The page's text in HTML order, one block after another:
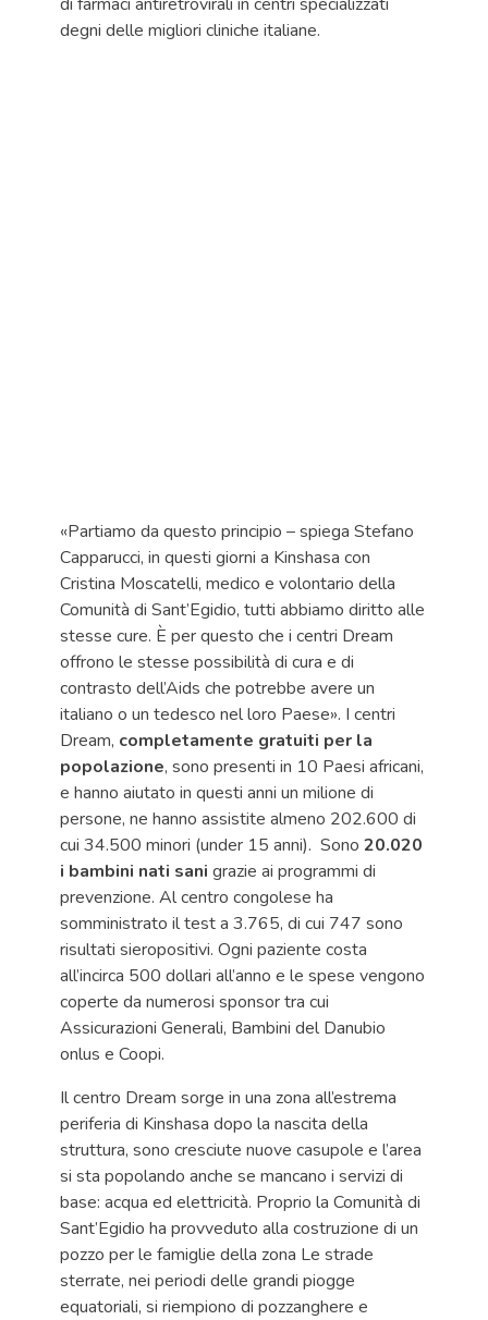
degni delle migliori cliniche italiane.
«Partiamo da questo principio – spiega Stefano
Capparucci, in questi giorni a Kinshasa con
Cristina Moscatelli, medico e volontario della
Comunità di Sant’Egidio, tutti abbiamo diritto alle
stesse cure. È per questo che i centri Dream
offrono le stesse possibilità di cura e di
contrasto dell’Aids che potrebbe avere un
italiano o un tedesco nel loro Paese». I centri
Dream, completamente gratuiti per la
popolazione, sono presenti in 10 Paesi africani,
e hanno aiutato in questi anni un milione di
persone, ne hanno assistite almeno 202.600 di
cui 34.500 minori (under 15 anni). Sono 20.020
i bambini nati sani grazie ai programmi di
prevenzione. Al centro congolese ha
somministrato il test a 3.765, di cui 747 sono
risultati sieropositivi. Ogni paziente costa
all’incirca 500 dollari all’anno e le spese vengono
coperte da numerosi sponsor tra cui
Assicurazioni Generali, Bambini del Danubio
onlus e Coopi.
Il centro Dream sorge in una zona all’estrema
periferia di Kinshasa dopo la nascita della
struttura, sono cresciute nuove casupole e l’area
si sta popolando anche se mancano i servizi di
base: acqua ed elettricità. Proprio la Comunità di
Sant’Egidio ha provveduto alla costruzione di un
pozzo per le famiglie della zona Le strade
sterrate, nei periodi delle grandi piogge
equatoriali, si riempiono di pozzanghere e